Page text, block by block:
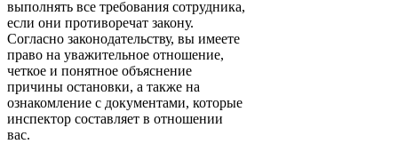
выполнять все требования сотрудника,
если они противоречат закону.
Согласно законодательству, вы имеете
право на уважительное отношение,
четкое и понятное объяснение
причины остановки, а также на
ознакомление с документами, которые
инспектор составляет в отношении
вас.